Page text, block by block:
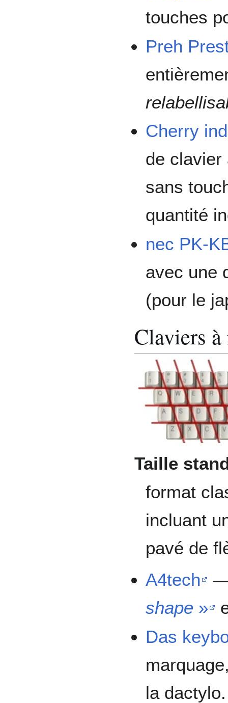
touches
Preh
Cherry
de clavier
sans
quantité
nec PK-
avec une
(pour le
Claviers à
Taille
format
incluant
pavé de
A4tech
—
shape »
Das
la dactylo.